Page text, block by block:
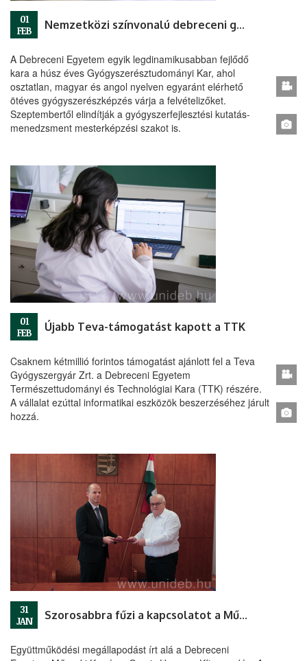
01
FEB
Nemzetközi színvonalú debreceni gyógyszeripari oktatás
A Debreceni Egyetem egyik legdinamikusabban fejlődő
kara a húsz éves Gyógyszerésztudományi Kar, ahol
osztatlan, magyar és angol nyelven egyaránt elérhető
ötéves gyógyszerészképzés várja a felvételizőket.
Szeptembertől elindítják a gyógyszerfejlesztési kutatás-
menedzsment mesterképzési szakot is.
01
FEB
Újabb Teva-támogatást kapott a TTK
Csaknem kétmillió forintos támogatást ajánlott fel a Teva
Gyógyszergyár Zrt. a Debreceni Egyetem
Természettudományi és Technológiai Kara (TTK) részére.
A vállalat ezúttal informatikai eszközök beszerzéséhez járult
hozzá.
31
JAN
Szorosabbra fűzi a kapcsolatot a Műszaki Kar és a Gravic Hungary
Együttműködési megállapodást írt alá a Debreceni